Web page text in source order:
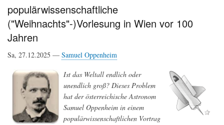
populärwissenschaftliche
("Weihnachts"-)Vorlesung in Wien vor 100
Jahren
Sa, 27.12.2025 — Samuel Oppenheim
Ist das Weltall endlich oder
unendlich groß? Dieses Problem
hat der österreichische Astronom
Samuel Oppenheim in einem
populärwissenschaftlichen Vortrag